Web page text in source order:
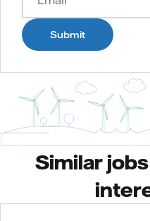
Submit
Similar